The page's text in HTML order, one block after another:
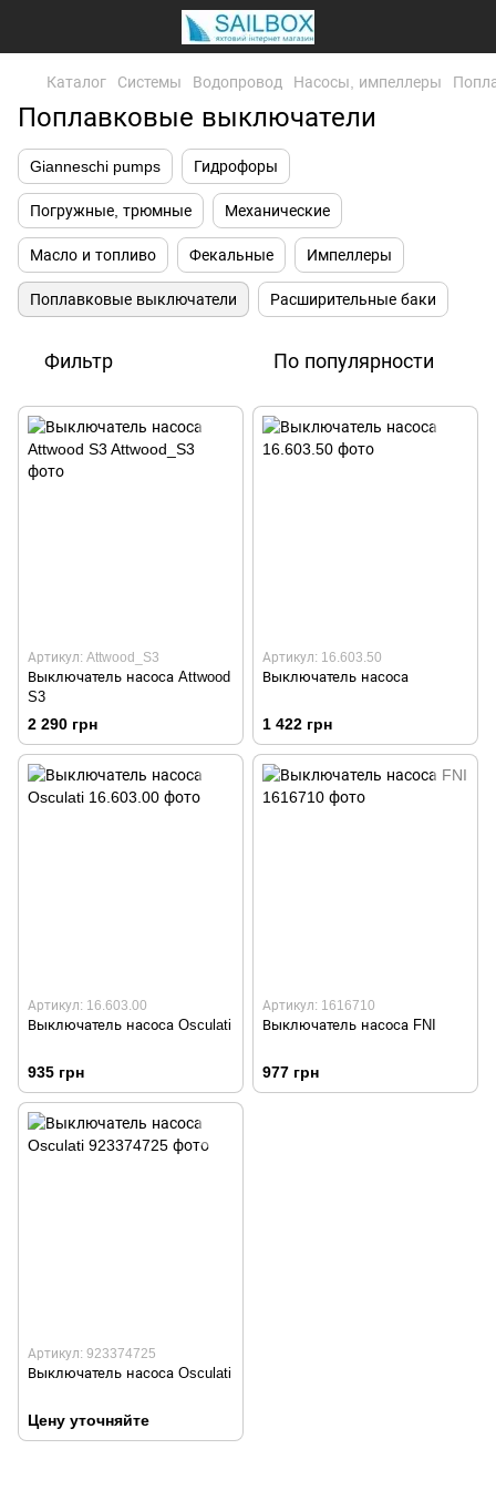
Каталог Системы Водопровод Насосы, импеллеры
Поплавковые выключатели
Gianneschi pumps Гидрофоры
Погружные, трюмные Механические
Масло и топливо Фекальные Импеллеры
Поплавковые выключатели Расширительные баки
Фильтр По популярности
Артикул: Attwood_S3
Выключатель насоса Attwood
S3
2 290 грн
Артикул: 16.603.50
Выключатель насоса
1 422 грн
Артикул: 16.603.00
Выключатель насоса Osculati
935 грн
Артикул: 1616710
Выключатель насоса FNI
977 грн
Артикул: 923374725
Выключатель насоса Osculati
Цену уточняйте